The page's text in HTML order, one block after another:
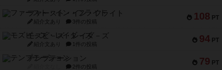
108 PT
ファースト・イン・フライト
紹介文あり 3件の投稿
94 PT
モズビ－ズ・レイダ－ズ
紹介文あり 1件の投稿
79 PT
テンプテーション
2件の投稿